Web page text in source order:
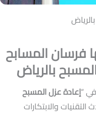
فرسان المسابح
بالرياض
“إعادة عزل المسبح
والابتكارات